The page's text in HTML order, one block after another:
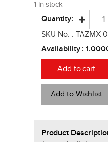
1 in stock
Quantity:
SKU No. : TAZMX-
Availability :
Add to cart
Add to Wishlist
Product